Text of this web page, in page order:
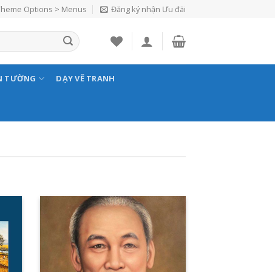
Options > Menus Đăng ký nhận Ưu đãi
TƯỜNG DẠY VẼ TRANH